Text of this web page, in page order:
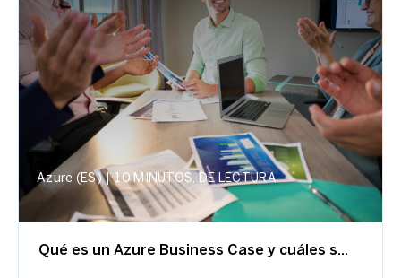
Azure (ES) | 10 MINUTOS, DE LECTURA
Qué es un Azure Business Case y cuáles s...